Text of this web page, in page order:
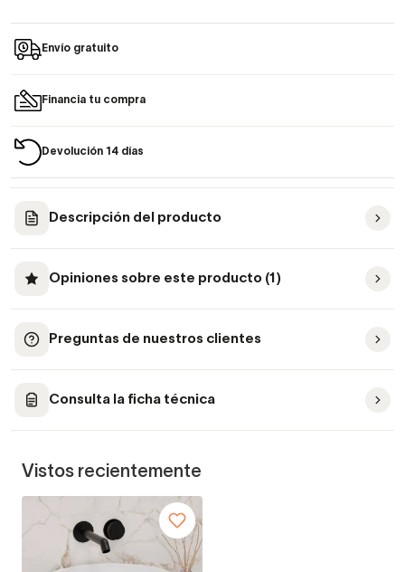
Envío gratuito
Financia tu compra
Devolución 14 días
Descripción del producto
Opiniones sobre este producto (1)
Preguntas de nuestros clientes
Consulta la ficha técnica
Vistos recientemente